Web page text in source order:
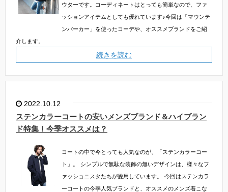
ウターです。コーディネートはとっても簡単なので、ファ
ッションアイテムとしても優れています♪今回は「マウンテ
ンパーカー」を使ったコーデや、オススメブランドをご紹
介します。
続きを読む
2022.10.12
ステンカラーコートの安いメンズブランド＆ハイブラン
ド特集！今季オススメは？
コートの中で今とっても人気なのが、「ステンカラーコー
ト」。
シンプルで無駄な装飾の無いデザインは、様々なフ
ァッショニスタたちが愛用しています。
今回はステンカラ
ーコートの今季人気ブランドと、オススメのメンズ着こな